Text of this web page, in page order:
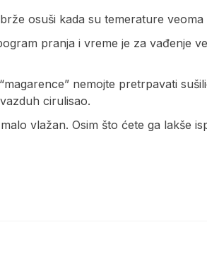
osuši kada su temerature veoma
pranja i vreme je za vađenje
nemojte pretrpavati
cirulisao.
vlažan. Osim što ćete ga lakše